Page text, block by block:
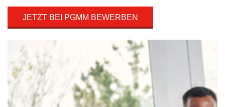
JETZT BEI PGMM BEWERBEN